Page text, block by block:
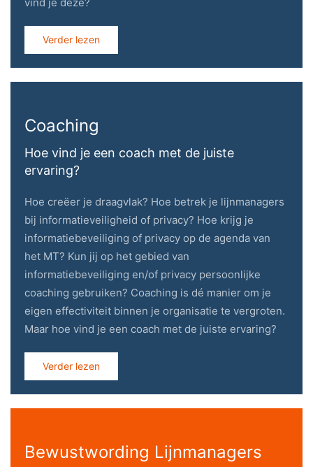
Verder lezen
Coaching
Hoe vind je een coach met de juiste
ervaring?
Hoe creëer je draagvlak? Hoe betrek je lijnmanagers
bij informatieveiligheid of privacy? Hoe krijg je
informatiebeveiliging of privacy op de agenda van
het MT? Kun jij op het gebied van
informatiebeveiliging en/of privacy persoonlijke
coaching gebruiken? Coaching is dé manier om je
eigen effectiviteit binnen je organisatie te vergroten.
Maar hoe vind je een coach met de juiste ervaring?
Verder lezen
Bewustwording Lijnmanagers